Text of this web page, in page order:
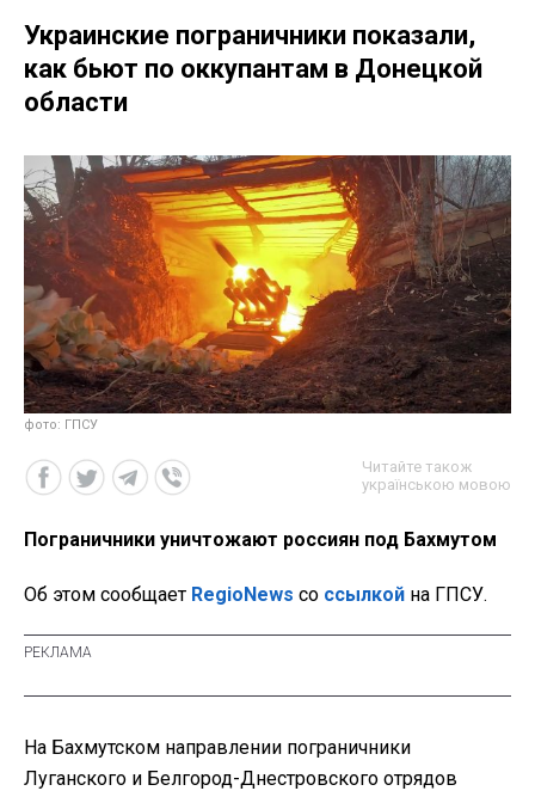
Украинские пограничники показали,
как бьют по оккупантам в Донецкой
области
фото: ГПСУ
Читайте також
українською мовою
Пограничники уничтожают россиян под Бахмутом
Об этом сообщает RegioNews со ссылкой на ГПСУ.
На Бахмутском направлении пограничники
Луганского и Белгород-Днестровского отрядов